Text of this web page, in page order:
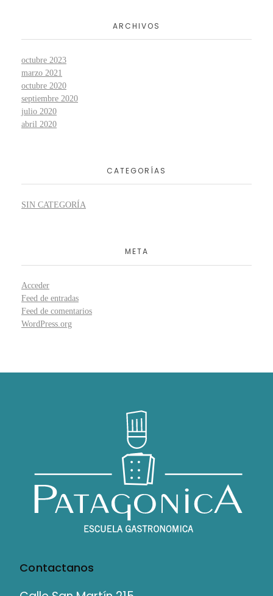
ARCHIVOS
octubre 2023
marzo 2021
octubre 2020
septiembre 2020
julio 2020
abril 2020
CATEGORÍAS
SIN CATEGORÍA
META
Acceder
Feed de entradas
Feed de comentarios
WordPress.org
Contactanos